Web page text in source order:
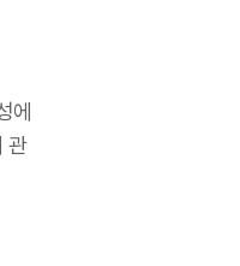
에
관